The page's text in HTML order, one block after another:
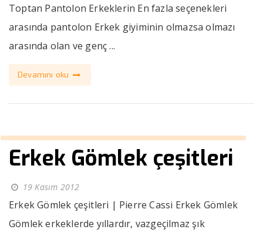
Toptan Pantolon Erkeklerin En fazla seçenekleri
arasında pantolon Erkek giyiminin olmazsa olmazı
arasında olan ve genç ...
Devamını oku
Erkek Gömlek çeşitleri
19 Kasım 2012
Erkek Gömlek çeşitleri | Pierre Cassi Erkek Gömlek
Gömlek erkeklerde yıllardır, vazgeçilmaz şık